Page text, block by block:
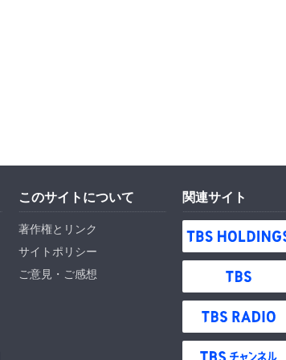
このサイトについて
著作権とリンク
サイトポリシー
ご意見・ご感想
関連サイト